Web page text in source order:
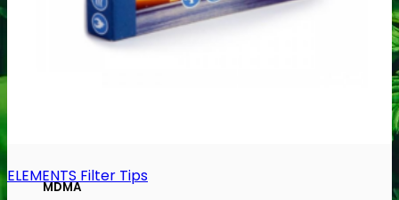
MDMA
ELEMENTS Filter Tips